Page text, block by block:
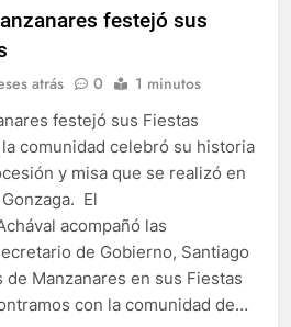
festejó sus
atrás 0 1 minutos
festejó sus Fiestas
comunidad celebró su historia
y misa que se realizó en
El
acompañó las
de Gobierno, Santiago
Manzanares en sus Fiestas
con la comunidad de…